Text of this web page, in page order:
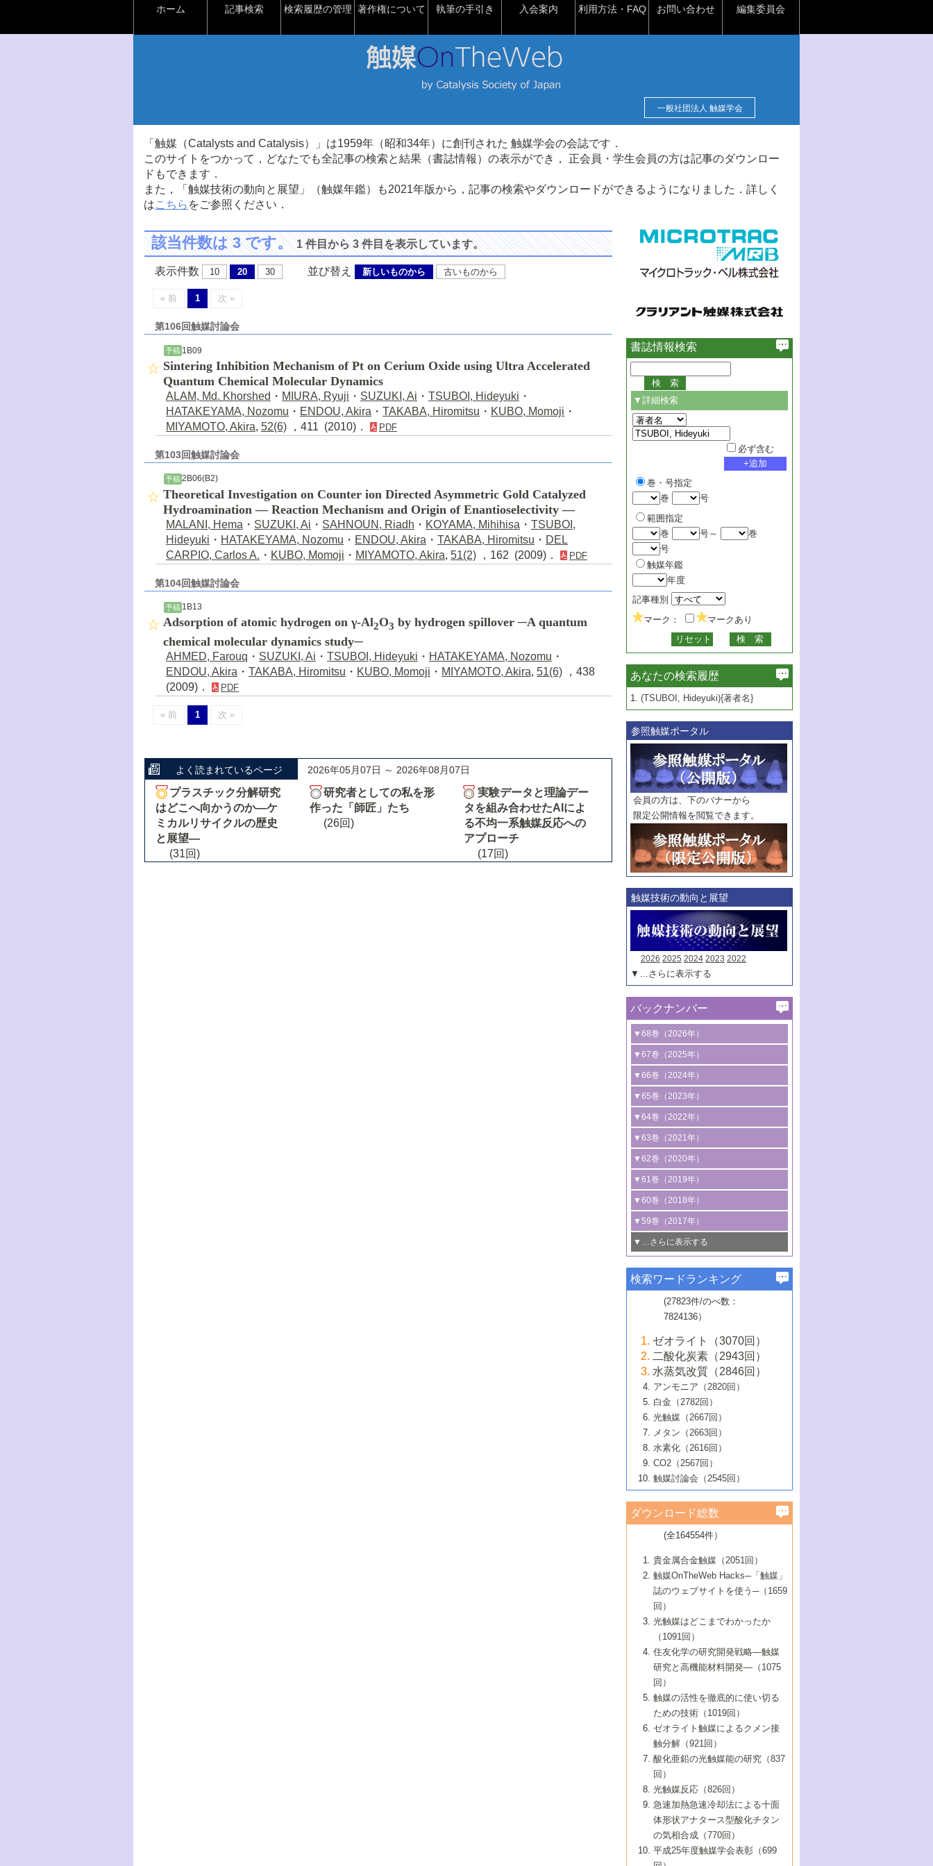
ホーム 記事検索 検索履歴の管理 著作権について 執筆の手引き 入会案内 利用方法・FAQ お問い合わせ 編集委員会
一般社団法人 触媒学会
「触媒（Catalysts and Catalysis）」は1959年（昭和34年）に創刊された 触媒学会の会誌です．
このサイトをつかって，どなたでも全記事の検索と結果（書誌情報）の表示ができ， 正会員・学生会員の方は記事のダウンロー
ドもできます．
また，「触媒技術の動向と展望」（触媒年鑑）も2021年版から，記事の検索やダウンロードができるようになりました．詳しく
はこちら をご参照ください．
該当件数は 3 です。1 件目から 3 件目を表示しています。
表示件数 10 20 30 並び替え 新しいものから 古いものから
« 前 1 次 »
第106回触媒討論会
予稿 1B09
Sintering Inhibition Mechanism of Pt on Cerium Oxide using Ultra Accelerated
Quantum Chemical Molecular Dynamics
ALAM, Md. Khorshed ・ MIURA, Ryuji ・ SUZUKI, Ai ・ TSUBOI, Hideyuki ・
HATAKEYAMA, Nozomu ・ ENDOU, Akira ・ TAKABA, Hiromitsu ・ KUBO, Momoji ・
MIYAMOTO, Akira, 52(6) ，411 (2010)． PDF
第103回触媒討論会
予稿 2B06(B2)
Theoretical Investigation on Counter ion Directed Asymmetric Gold Catalyzed
Hydroamination ― Reaction Mechanism and Origin of Enantioselectivity ―
MALANI, Hema ・ SUZUKI, Ai ・ SAHNOUN, Riadh ・ KOYAMA, Mihihisa ・ TSUBOI,
Hideyuki ・ HATAKEYAMA, Nozomu ・ ENDOU, Akira ・ TAKABA, Hiromitsu ・ DEL
CARPIO, Carlos A. ・ KUBO, Momoji ・ MIYAMOTO, Akira, 51(2) ，162 (2009)． PDF
第104回触媒討論会
予稿 1B13
Adsorption of atomic hydrogen on γ-Al2O3 by hydrogen spillover ─A quantum
chemical molecular dynamics study─
AHMED, Farouq ・ SUZUKI, Ai ・ TSUBOI, Hideyuki ・ HATAKEYAMA, Nozomu ・
ENDOU, Akira ・ TAKABA, Hiromitsu ・ KUBO, Momoji ・ MIYAMOTO, Akira, 51(6) ，438
(2009)．
PDF
« 前 1 次 »
よく読まれているページ 2026年05月07日 ～ 2026年08月07日
プラスチック分解研究
はどこへ向かうのか―ケ
ミカルリサイクルの歴史
と展望―
(31回)
研究者としての私を形
作った「師匠」たち
(26回)
実験データと理論デー
タを組み合わせたAIによ
る不均一系触媒反応への
アプローチ
(17回)
書誌情報検索
▼詳細検索
必ず含む
巻・号指定
巻
号
範囲指定
巻
号～
巻
号
触媒年鑑
年度
記事種別
マーク：
マークあり
あなたの検索履歴
1. (TSUBOI, Hideyuki){著者名}
参照触媒ポータル
会員の方は、下のバナーから
限定公開情報を閲覧できます。
触媒技術の動向と展望
2026 2025 2024 2023 2022
▼…さらに表示する
バックナンバー
▼68巻（2026年）
1号 過酸化水素合成に関する研究動向
2号 コンピューター技術により加速する
触媒開発
3号 有機分子変換やCO 資源化のための
光触媒に関する最近の研究
B号 第137回触媒討論会（2026年）
▼67巻（2025年）
1号 CO
水素化によるグリーン燃料/グリ
ーンケミカル製造
2号 水素製造のための水分解技術に関す
る最近の研究
3号 オレフィン系樹脂の精密合成に関す
る最新技術
4号 アルコール類の効率的変換を実現す
る非貴金属触媒の研究動向
5号 ゼオライトの合成と応用における研
究動向
6号 ヘテロ接合界面
B号 第135回触媒討論会（2025年）
▼66巻（2024年）
1号 低次元ナノ構造を有する触媒材料
2号 規制反応場を活用した固体触媒研究
の新展開
3号 未踏分子変換を目指した酸化触媒プ
ロセスの最前線
4号 シンクロトロン放射光および中性子
線を利用した触媒解析技術の最先端
5号 単原子触媒
6号 参照触媒委員会からのお知らせ
B号 第133回触媒討論会（2023年）
▼65巻（2023年）
1号 炭素が関わる触媒機能
2号 プラスチックケミカルリサイクルの
ための触媒技術
3号 非酸化物系金属化合物を基盤とした
触媒材料の開発
4号 格子酸素・格子酸素欠陥を利用した
触媒反応
5号 生体触媒によるエネルギー変換反応
6号 窒素とリンの循環のための触媒・機
能性材料
▼64巻（2022年）
1号 合成ガス製造とCOを用いるケミカル
ズ合成の最新動向
2号 化学品合成のための合金触媒開発
3号 CO の排出削減および有効活用のた
めの触媒技術
4号 若手による情報発信企画～とびたて
若き触媒の研究者たち～（1）
若き触媒の研究者たち～（2）
6号 石油のノーブル・ユースを志向した
触媒技術
大学：オンライン・対面開催）
▼63巻（2021年）
1号 金触媒の新展開
2号 ペロブスカイト
3号 特殊反応場を利用した触媒的分子変
換反応
4号 多孔質材料を用いた触媒の新展開
5号 情報学的手法を用いた触媒開発
6号 カーボンニュートラルに向けた電解
技術
B号 第127回触媒討論会（2021年・オン
ライン開催(Zoom)のみ）
▼62巻（2020年）
1号 触媒設計を拓く欠陥構造のキャラク
タリゼーション
2号 機能化学品製造に資するクリーンな
触媒的酸化反応
3号 水処理のための触媒化学
4号 光触媒を用いた水分解の最新の研究
動向
5号 次世代の触媒プロセスを支えるマイ
6号 メタン転換技術の最新動向
B号 第125回触媒討論会（2020年・工学
院大学）
▼61巻（2019年）
1号 物質移動制御に着目した触媒プロセ
ス開発
2号 CO2 フリー水素サプライチェーンに
関わる触媒開発動向
3号 精密高分子合成に関する最近の研究
動向
4号 バイオマス化成品製造のための触媒
5号 固体触媒による含窒素有機化合物変
換の最前線
6号 貴金属使用量低減に向けた自動車排
ガス浄化触媒の開発
B号 第123回触媒討論会（2019年・大阪
▼60巻（2018年）
1号 固体酸触媒の最新の研究動向
2号 二酸化炭素からの有用化学品合成
3号 ナノ粒子・クラスター触媒の最前線
4号 60周年記念企画
5号 進化するゼオライト合成技術
6号 非貴金属系触媒における電気化学的
B号 第121回触媒討論会（2018年・東京
大学）
▼59巻（2017年）
1号 いたるところに，触媒
最先端技術
3号 無機分離膜材料の開発と触媒反応プ
ロセスへの適用
5号 水素のふるまいを解き明かす最先端
研究
6号 低級アルカンの有効利用のための触
媒技術
B号 第119回触媒討論会（2017年・首都
大学東京）
▼…さらに表示する
1号 ユニークな構造の高分子を生み出す触
2号 リグニンからの化成品製造に向けた触
媒技術
3号 触媒研究の最先端～とびたて若き研究
者たち～（1）
4号 触媒研究の最先端～とびたて若き研究
者たち～（2）
5号 触媒研究の最先端～とびたて若き研究
者たち～（3）
6号 イオニクス材料と燃料電池・電解合成
の最新の研究動向
B号 第117回触媒討論会（2016年・大阪府
立大学）
▼57巻（2015年）
1号 水素キャリアにかかわる触媒技術の新
2号 石油精製用触媒の最近の進展
3号 固体酸化物形燃料電池（SOFC）におけ
るアノード触媒上での燃料直接改質技術
4号 コアシェル構造の制御による触媒機能
5号 工業触媒およびその周辺技術の最近の
進歩
6号 ナノシート
B号 第115回触媒討論会（2015年・成蹊大
▼56巻（2014年）
2号 光触媒反応機構に関する最新の研究動
向
開発動向
4号 人工光合成に向けた近年のアプローチ
5号 未利用熱エネルギーの有効活用に貢献
する触媒技術
6号 ポリオキソメタレート
B号 第113回触媒討論会（2014年・ロワジ
ールホテル豊橋）
1号 高耐久性燃料電池システム用触媒にお
ける新展開
2号 リビングラジカル重合の最近の動向
3号 天然ガスの化学工業的展開に関する触
媒技術
4号 貴金属触媒の精密構造制御とその活用
5号 バイオマス化成品製造のための固体触
6号 ナノ空間─吸着状態解析から新機能開拓
B号 第111回触媒討論会（2013年・関西大
▼54巻（2012年）
1号 規則性多孔体の利用技術における最近
の進歩
2号 第109回触媒討論会
3号 貴金属低減技術の最新動向
4号 貴金属代替技術の最新動向
5号 光触媒による物質変換反応の新展開
6号 グラフェン
7号 水素を利用する化成品合成の新潮流
▼53巻（2011年）
1号 金属学から見る合金触媒の新展開
2号 第107回触媒討論会
3号 触媒のその場観察法の進歩（１）
4号 触媒のその場観察法の進歩（２）
5号 不活性結合の触媒的活性化による有機
合成
6号 新しい固体酸触媒技術
7号 ゼオライト合成における最近の進歩
▼52巻（2010年）
1号 触媒の劣化対策と長寿命触媒開発
2号 第105回触媒討論会
3号 ナノ構造が拓く新機能
4号 活性サイトおよびその環境の精密な設
計による触媒の高機能化
5号 触媒を有効に使うための技術
7号 有機分子触媒による精密有機合成
8号 高機能化ポリオレフィンに向けた重合
触媒の最近の進展
1号 炭素材料－熱い注目を集める材料－
2号 第103回触媒討論会
3号 環境浄化用光触媒の現状と課題
4号 水素社会の実現に向けた水素製造・貯
蔵技術の進歩
5号 CO2が関わる触媒・材料
7号 持続可能社会実現のための触媒および
触媒関連技術
▼50巻（2008年）
1号 触媒化学と学会のこの10年，半世紀，
そして未来
2号 第101回触媒討論会
4号 錯体を利用したユニークな表面構造の
構築と機能
5号 若手会員による触媒研究の未来展望1：
企業編
6号 第102回触媒討論会
7号 触媒・化学反応における計算化学の進
8号 若手研究者による触媒研究の未来展望
2：大学・研究所編
▼49巻（2007年）
1号 含フッ素化合物の合成と触媒
2号 第99回触媒討論会
3号 実用的ファインケミカル合成プロセス
を実現する触媒
5号 こんな物質，あんな物質―新たな触媒
の可能性―
7号 『結晶の化学』を活かした触媒研究
8号 イオン液体の応用
▼48巻（2006年）
1号 固体酸触媒の最近の進歩
2号 第97回触媒討論会
3号 リビング重合触媒の最近の展開
5号 水素製造・貯蔵のための触媒技術の新
しい展開
6号 第98回触媒討論会
7号 基礎化学品製造の触媒技術
8号 多機能型リアクター
1号 最近の触媒担体とその効果
2号 第95回触媒討論会
4号 水分解用光触媒材料
5号 時間分解分光の進歩と応用
6号 第96回触媒討論会
8号 超臨界流体を用いた化学プロセスの新
▼46巻（2004年）
1号 部分酸化反応触媒の最前線
2号 第93回触媒討論会
3号 特殊エネルギー場の触媒反応
4号 生体内における金属の触媒作用
5号 ファインケミカルズの展開に寄与する
6号 第94回触媒討論会
7号 サブナノレベルでみた新しい表面現象
8号 オレフィン重合触媒の新たな展
▼45巻（2003年）
1号 なぜこの触媒が良いのか？
2号 第91回触媒討論会
3号 最近の自動車排ガス処理技術
4号 触媒研究の現状と将来─第90回触媒討論
5号 基礎化学品製造の触媒技術
6号 第92回触媒討論会
7号 基礎化学品製造の触媒技術
8号 資源の循環と触媒技術
▼44巻（2002年）
1号 高次制御された触媒の化学
2号 第89回触媒討論会
3号 触媒を利用した電気化学の新展開
4号 ナノ材料の調製と機能化
5号 こんな触媒が欲しい
6号 第90回触媒討論会
7号 触媒研究と学術雑誌/情報
8号 若い世代からみた触媒化学の現状と未
▼43巻（2001年）
1号 グリーンケミストリーと触媒
2号 第87回触媒討論会特集号
3号 生体触媒とバイオプロセス
4号 水素製造・利用の触媒化学
5号 触媒研究における新しい切り口：コン
ビナトリアルケミストリー
6号 第88回触媒討論会特集号
7号 企業における触媒研究のブレークスル
8号 この材料を触媒として使ってみません
▼42巻（2000年）
1号 触媒反応工学の明日を拓く
2号 第85回触媒討論会
3号 反応ダイナミクス
5号 触媒のおもしろさをどのように伝える
6号 第86回触媒討論会
7号 水素化精製触媒の新しい展開
8号 新しい反応性と機能性を目指した金属
クラスタ-化学
▼41巻（1999年）
1号 孔、穴、あな?-特異な空間とその利用-
2号 第83回触媒討論会
3号 均一系触媒反応最前線
4号 実用炭素材料の新展開
5号 研究の方法論を考える
7号 機能性金属材料と触媒
8号 触媒研究へのNMRの応用と展望
▼40巻（1998年）
進展と21世紀への提言/創立40周年記念・触
媒学会この10年の歩みとこれから/創立40周
2号 第81回触媒討論会
3号 計算機触媒化学へのさそい
4号 触媒劣化の制御と予測
5号 最新の実用プロセスと触媒
6号 第82回触媒討論会
7号 ナノ構造体の化学
8号 あの反応は今
1号 均一系と不均一系触媒反応-その特徴と
接点
2号 第79回触媒討論会
3号 最新NO除去触媒の実用化研究
4号 新しい反応場を目指した触媒調製
5号 反応・分離技術の新しい展開
6号 第80回触媒討論会
8号 AFMでみる世界
▼38巻（1996年）
1号 触媒の構造と触媒作用/C1化学を中心と
する21世紀への触媒
3号 オリンピックメダル:金・銀・銅はどん
な触媒作用を示すか
4号 触媒作用における機能の複合化
5号 未来を拓け！若手研究者
6号 第78回触媒討論会
7号 ダイナミックな領域への触媒研究の展
開/C1化学を中心とする21世紀への触媒
▼37巻（1995年）
1号 ファインケミカルズと固体触媒
2号 第75回触媒討論会
3号 希土類を利用した触媒
4号 触媒とリサイクル
5号 エネルギー変換触媒
6号 第76回触媒討論会
7号 表面吸着相の新しい展開
8号 マイクロポーラス・クリスタル触媒の
▼36巻（1994年）
1号 電気化学と触媒
2号 第73回触媒討論会
3号 C4化学の展開
4号 《通常号》
5号 《通常号》
6号 第74回触媒討論会
▼35巻（1993年）
1号 工業触媒開発マニュアル―探索から工
業化まで
2号 第71回触媒討論会
3号 研究開発のうらおもて―着想と展開
4号 触媒劣化と寿命の予測
5号 環境に優しい触媒
▼34巻（1992年）
1号 インパクトを与えたこの研究
2号 第69回触媒討論会
3号 ケミカルズ合成触媒―新しい展開と応
▼33巻（1991年）
1号 触媒プロセス開発マニュアル―探索か
ら工業化まで，知っておきたいこと PartII
2号 第67回触媒討論会
▼32巻（1990年）
1号 21世紀に向けて触媒研究の飛躍をめざ
す―触媒化学の裾野を広げよう
2号 第65回触媒討論会
▼31巻（1989年）
1号 情報科学と反応設計・材料設計
▼30巻（1988年）
検索ワードランキング
(27823件/のべ数：
7824136）
ゼオライト（3070回）
二酸化炭素（2943回）
水蒸気改質（2846回）
アンモニア（2820回）
白金（2782回）
光触媒（2667回）
メタン（2663回）
水素化（2616回）
CO2（2567回）
触媒討論会（2545回）
ダウンロード総数
(全164554件）
貴金属合金触媒（2051回）
触媒OnTheWeb Hacks─「触媒」
誌のウェブサイトを使う─（1659
回）
光触媒はどこまでわかったか
（1091回）
住友化学の研究開発戦略―触媒
研究と高機能材料開発―（1075
回）
触媒の活性を徹底的に使い切る
ための技術（1019回）
ゼオライト触媒によるクメン接
触分解（921回）
酸化亜鉛の光触媒能の研究（837
回）
光触媒反応（826回）
急速加熱急速冷却法による十面
体形状アナタース型酸化チタン
の気相合成（770回）
平成25年度触媒学会表彰（699